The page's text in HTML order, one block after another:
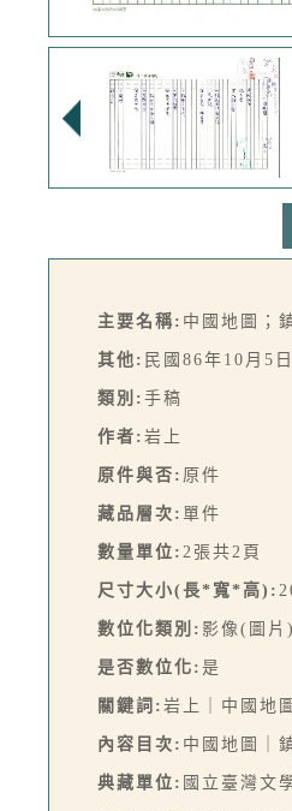
主要名稱: 中國地圖；
其他: 民國86年10月5日
類別: 手稿
作者: 岩上
原件與否: 原件
藏品層次: 單件
數量單位: 2張共2頁
尺寸大小(長*寬*高):
數位化類別: 影像(圖片)
是否數位化: 是
關鍵詞: 岩上｜中國地
內容目次: 中國地圖｜
典藏單位: 國立臺灣文